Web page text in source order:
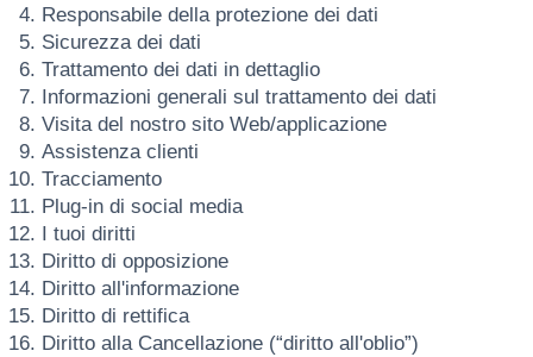
Responsabile della protezione dei dati
Sicurezza dei dati
Trattamento dei dati in dettaglio
Informazioni generali sul trattamento dei dati
Visita del nostro sito Web/applicazione
Assistenza clienti
Tracciamento
Plug-in di social media
I tuoi diritti
Diritto di opposizione
Diritto all'informazione
Diritto di rettifica
Diritto alla Cancellazione (“diritto all'oblio”)